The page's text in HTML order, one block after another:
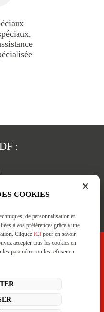
:
Areta.
COOKIES
de personnalisation et
à vos préférences grâce à une
Cliquez ICIpour en savoir
accepter tous les cookies en
paramétrer ou les refuser en